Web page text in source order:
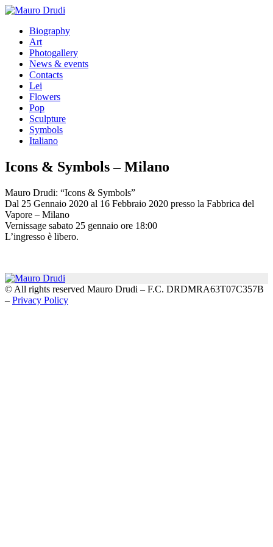
Biography
Art
Photogallery
News & events
Contacts
Lei
Flowers
Pop
Sculpture
Symbols
Italiano
Icons & Symbols – Milano
Mauro Drudi: “Icons & Symbols”
Dal 25 Gennaio 2020 al 16 Febbraio 2020 presso la Fabbrica del
Vapore – Milano
Vernissage sabato 25 gennaio ore 18:00
L’ingresso è libero.
© All rights reserved Mauro Drudi – F.C. DRDMRA63T07C357B
– Privacy Policy